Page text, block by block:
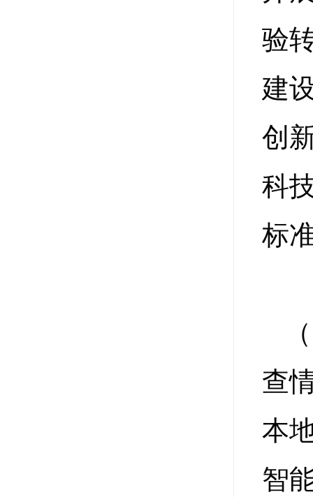
验
建
创
科
标
查
本
智